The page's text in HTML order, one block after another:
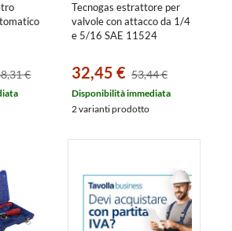
€
Tecnogas estrattore per
valvole con attacco da 1/4
e 5/16 SAE 11524
32,45 € 53,44 €
Disponibilità immediata
2 varianti prodotto